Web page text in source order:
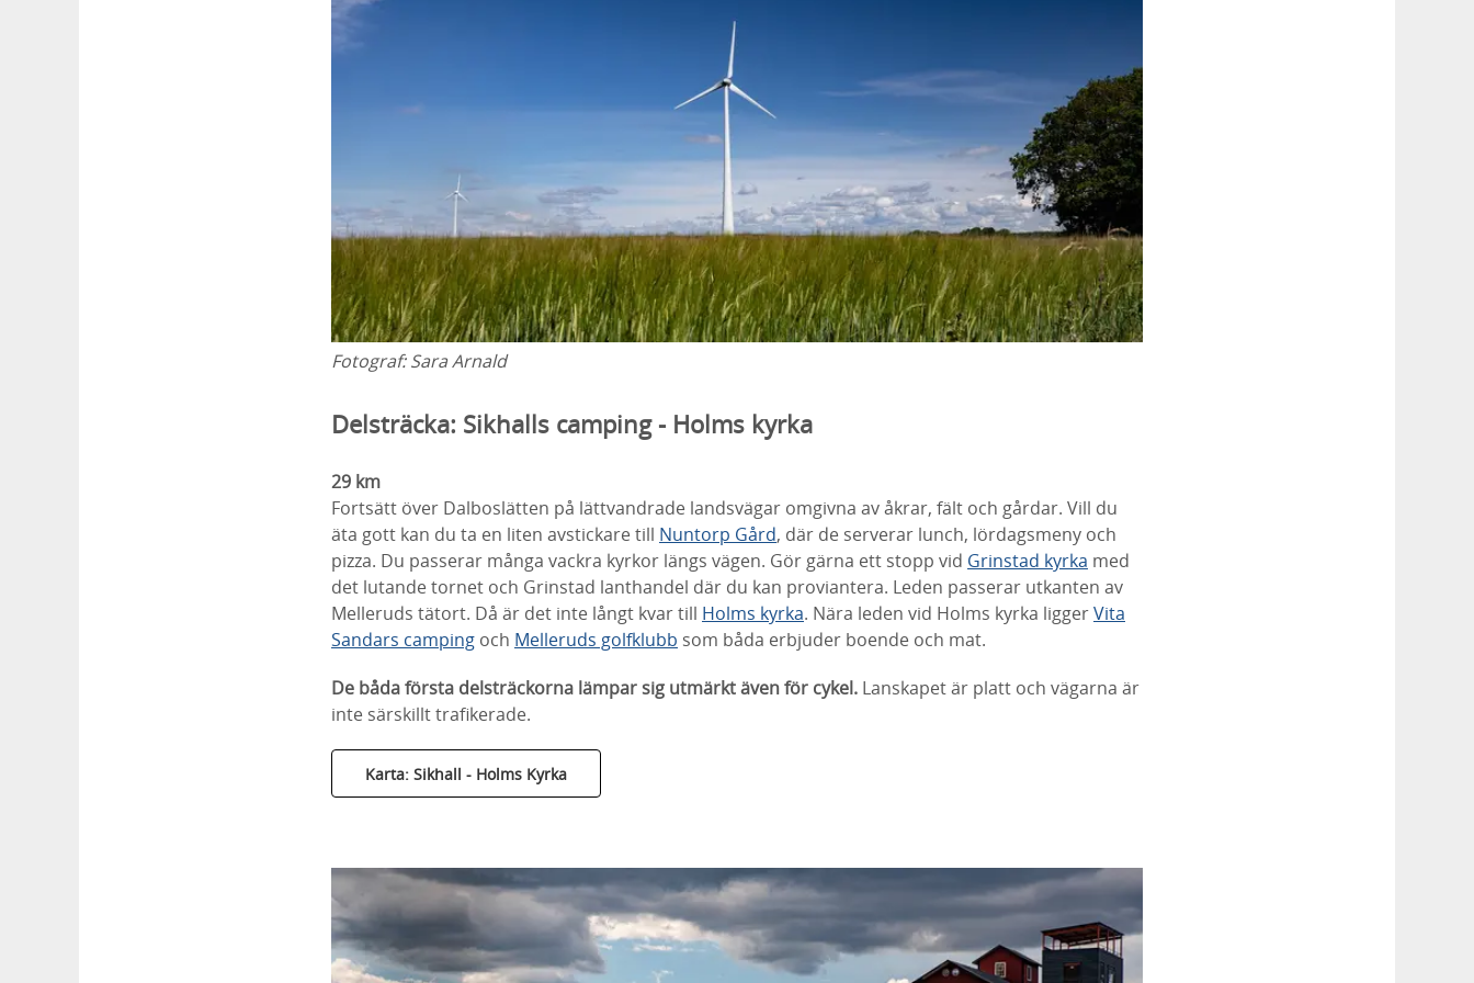
Fotograf:Sara Arnald
Delsträcka: Sikhalls camping - Holms kyrka
29 km
Fortsätt över Dalboslätten på lättvandrade landsvägar omgivna av åkrar, fält och gårdar. Vill du
äta gott kan du ta en liten avstickare till Nuntorp Gård, där de serverar lunch, lördagsmeny och
pizza. Du passerar många vackra kyrkor längs vägen. Gör gärna ett stopp vid Grinstad kyrka med
det lutande tornet och Grinstad lanthandel där du kan proviantera. Leden passerar utkanten av
Melleruds tätort. Då är det inte långt kvar till Holms kyrka. Nära leden vid Holms kyrka liggerVita
Sandars camping och Melleruds golfklubb som båda erbjuder boende och mat.
De båda första delsträckorna lämpar sig utmärkt även för cykel. Lanskapet är platt och vägarna är
inte särskillt trafikerade.
Karta: Sikhall - Holms Kyrka